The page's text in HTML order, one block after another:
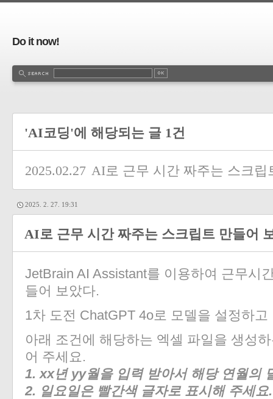
Do it now!
'AI코딩'에 해당되는 글 1건
2025.02.27 AI로 근무 시간 짜주는 스크립
2025. 2. 27. 19:31
AI로 근무 시간 짜주는 스크립트 만들어
JetBrain AI Assistant를 이용하여 근무시
들어 보았다.
1차 도전 ChatGPT 4o로 모델을 설정하
아래 조건에 해당하는 엑셀 파일을 생성
어 주세요.
1. xx년 yy월을 입력 받아서 해당 연월의
2. 일요일은 빨간색 글자로 표시해 주세요.